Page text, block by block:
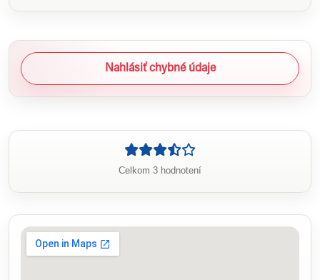
Nahlásiť chybné údaje
Celkom 3 hodnotení